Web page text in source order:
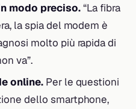
modo preciso.“La fibra
la spia del modem è
molto più rapida di
va”.
online.Per le questioni
dello smartphone,